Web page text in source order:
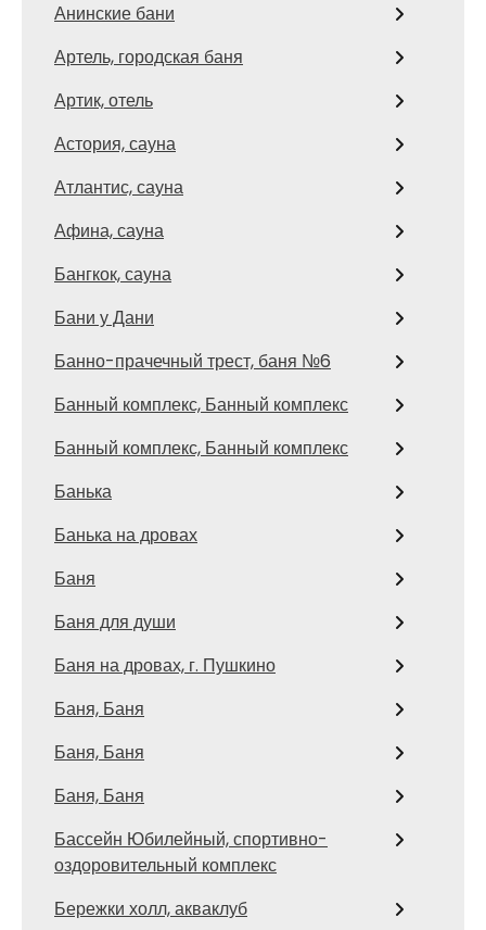
Анинские бани
Артель, городская баня
Артик, отель
Астория, сауна
Атлантис, сауна
Афина, сауна
Бангкок, сауна
Бани у Дани
Банно-прачечный трест, баня №6
Банный комплекс, Банный комплекс
Банный комплекс, Банный комплекс
Банька
Банька на дровах
Баня
Баня для души
Баня на дровах, г. Пушкино
Баня, Баня
Баня, Баня
Баня, Баня
Бассейн Юбилейный, спортивно-
оздоровительный комплекс
Бережки холл, акваклуб